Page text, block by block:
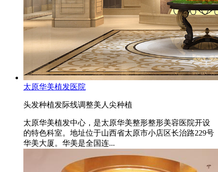
太原华美植发医院
头发种植发际线调整美人尖种植
太原华美植发中心，是太原华美整形整形美容医院开设
的特色科室。地址位于山西省太原市小店区长治路229号
华美大厦。华美是全国连...